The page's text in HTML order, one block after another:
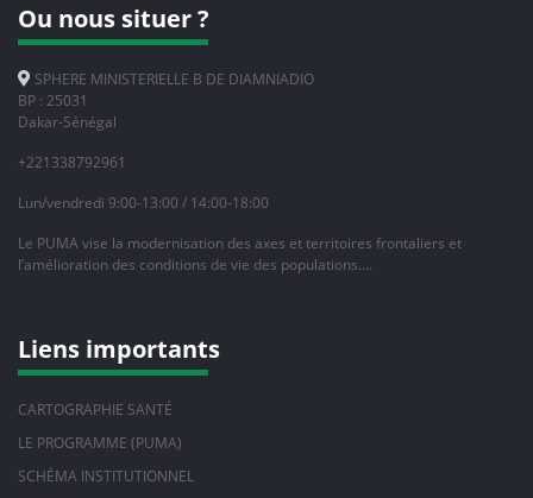
Ou nous situer ?
SPHERE MINISTERIELLE B DE DIAMNIADIO
BP : 25031
Dakar-Sénégal
+221338792961
Lun/vendredi 9:00-13:00 / 14:00-18:00
Le PUMA vise la modernisation des axes et territoires frontaliers et
l’amélioration des conditions de vie des populations….
Liens importants
CARTOGRAPHIE SANTÉ
LE PROGRAMME (PUMA)
SCHÉMA INSTITUTIONNEL